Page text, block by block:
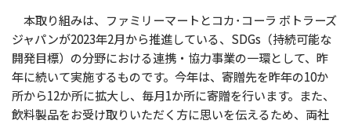
本取り組みは、ファミリーマートとコカ･コーラ ボトラーズ
ジャパンが2023年2月から推進している、SDGs（持続可能な
開発目標）の分野における連携・協力事業の一環として、昨
年に続いて実施するものです。今年は、寄贈先を昨年の10か
所から12か所に拡大し、毎月1か所に寄贈を行います。また、
飲料製品をお受け取りいただく方に思いを伝えるため、両社